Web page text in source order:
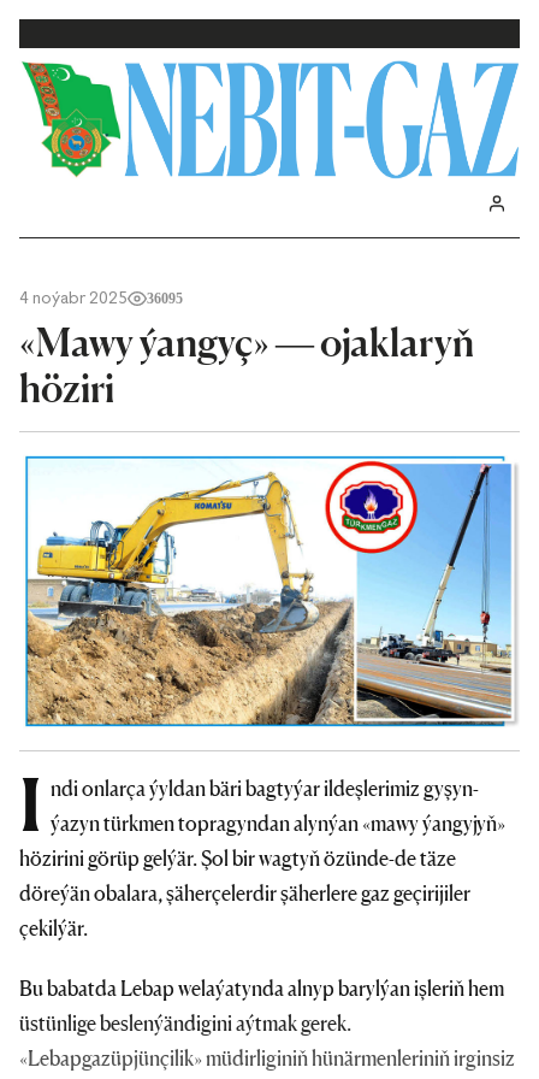
4 noýabr 2025 36095
«Mawy ýangyç» — ojaklaryň
höziri
I ndi onlarça ýyldan bäri bagtyýar ildeşlerimiz gyşyn-
ýazyn türkmen topragyndan alynýan «mawy ýangyjyň»
hözirini görüp gelýär. Şol bir wagtyň özünde-de täze
döreýän obalara, şäherçelerdir şäherlere gaz geçirijiler
çekilýär.
Bu babatda Lebap welaýatynda alnyp barylýan işleriň hem
üstünlige beslenýändigini aýtmak gerek.
«Lebapgazüpjünçilik» müdirliginiň hünärmenleriniň irginsiz